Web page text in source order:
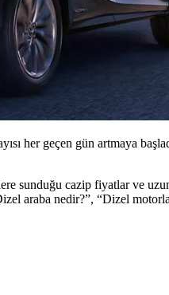
her geçen gün artmaya
sunduğu cazip fiyatlar ve
araba nedir?”, “Dizel